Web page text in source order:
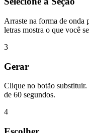
Arraste na forma de onda
letras mostra o que você
3
Gerar
Clique no botão substituir.
de 60 segundos.
4